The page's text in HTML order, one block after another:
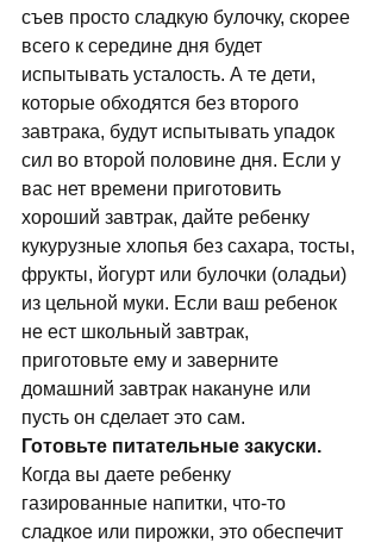
съев просто сладкую булочку, скорее
всего к середине дня будет
испытывать усталость. А те дети,
которые обходятся без второго
завтрака, будут испытывать упадок
сил во второй половине дня. Если у
вас нет времени приготовить
хороший завтрак, дайте ребенку
кукурузные хлопья без сахара, тосты,
фрукты, йогурт или булочки (оладьи)
из цельной муки. Если ваш ребенок
не ест школьный завтрак,
приготовьте ему и заверните
домашний завтрак накануне или
пусть он сделает это сам.
Готовьте питательные закуски.
Когда вы даете ребенку
газированные напитки, что-то
сладкое или пирожки, это обеспечит